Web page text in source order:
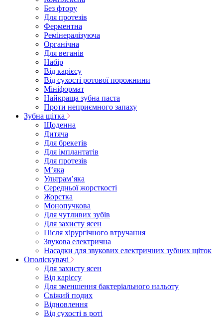
Без фтору
Для протезів
Ферментна
Ремінералізуюча
Органічна
Для веганів
Набір
Від карієсу
Від сухості ротової порожнини
Мініформат
Найкраща зубна паста
Проти неприємного запаху
Зубна щітка
Щоденна
Дитяча
Для брекетів
Для імплантатів
Для протезів
Мʼяка
Ультрамʼяка
Середньої жорсткості
Жорстка
Монопучкова
Для чутливих зубів
Для захисту ясен
Після хірургічного втручання
Звукова електрична
Насадки для звукових електричних зубних щіток
Ополіскувачі
Для захисту ясен
Від карієсу
Для зменшення бактеріального нальоту
Свіжий подих
Відновлення
Від сухості в роті